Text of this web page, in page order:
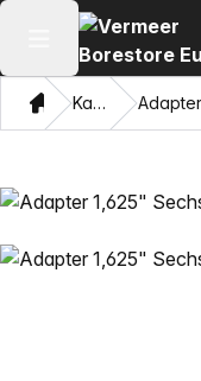
Hauptmenü öffnen
HeimKatalog